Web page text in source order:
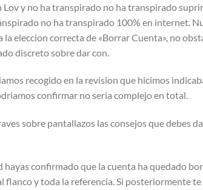
Lov y no ha transpirado no ha transpirado
no ha transpirado 100% en internet.
la eleccion correcta de «Borrar Cuenta», no
discreto sobre dar con.
recogido en la revision que hicimos
confirmar no seri­a complejo en total.
sobre pantallazos las consejos que debes
confirmado que la cuenta ha quedado
flanco y toda la referencia. Si posteriormente